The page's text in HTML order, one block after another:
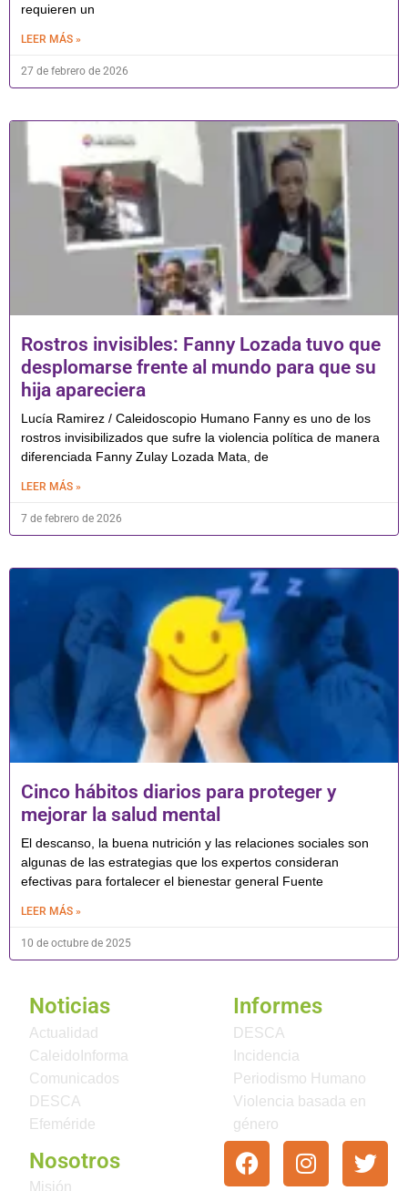
requieren un
LEER MÁS »
27 de febrero de 2026
Rostros invisibles: Fanny Lozada tuvo que
desplomarse frente al mundo para que su
hija apareciera
Lucía Ramirez / Caleidoscopio Humano Fanny es uno de los
rostros invisibilizados que sufre la violencia política de manera
diferenciada Fanny Zulay Lozada Mata, de
LEER MÁS »
7 de febrero de 2026
Cinco hábitos diarios para proteger y
mejorar la salud mental
El descanso, la buena nutrición y las relaciones sociales son
algunas de las estrategias que los expertos consideran
efectivas para fortalecer el bienestar general Fuente
LEER MÁS »
10 de octubre de 2025
Noticias
Actualidad
CaleidoInforma
Comunicados
DESCA
Efeméride
Informes
DESCA
Incidencia
Periodismo Humano
Violencia basada en
género
Nosotros
Misión